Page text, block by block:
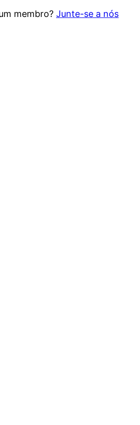
membro? Junte-se a nós